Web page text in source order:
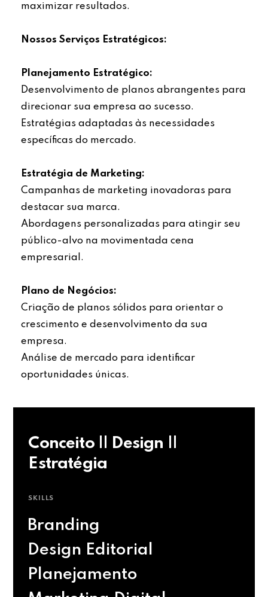
maximizar resultados.
Nossos Serviços Estratégicos:
Planejamento Estratégico:
Desenvolvimento de planos abrangentes para
direcionar sua empresa ao sucesso.
Estratégias adaptadas às necessidades
específicas do mercado.
Estratégia de Marketing:
Campanhas de marketing inovadoras para
destacar sua marca.
Abordagens personalizadas para atingir seu
público-alvo na movimentada cena
empresarial.
Plano de Negócios:
Criação de planos sólidos para orientar o
crescimento e desenvolvimento da sua
empresa.
Análise de mercado para identificar
oportunidades únicas.
Conceito || Design ||
Estratégia
SKILLS
Branding
Design Editorial
Planejamento